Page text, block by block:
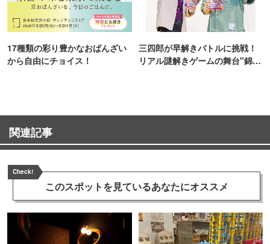
17種類の彩り豊かなおばんざい
から自由にチョイス！
三四郎が早解きバトルに挑戦！
リアル謎解きゲームの舞台"錦糸
関連記事
Check!
このスポットを見ているあなたにオススメ